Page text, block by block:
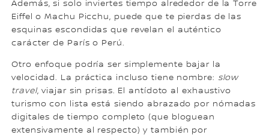
Además, si solo inviertes tiempo alrededor de la Torre
Eiffel o Machu Picchu, puede que te pierdas de las
esquinas escondidas que revelan el auténtico
carácter de París o Perú.
Otro enfoque podría ser simplemente bajar la
velocidad. La práctica incluso tiene nombre: slow
travel, viajar sin prisas. El antídoto al exhaustivo
turismo con lista está siendo abrazado por nómadas
digitales de tiempo completo (que bloguean
extensivamente al respecto) y también por